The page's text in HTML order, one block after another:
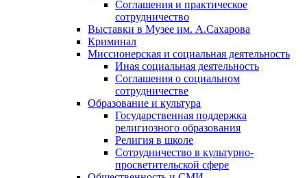
Соглашения и практическое
сотрудничество
Выставки в Музее им. А.Сахарова
Криминал
Миссионерская и социальная деятельность
Иная социальная деятельность
Соглашения о социальном
сотрудничестве
Образование и культура
Государственная поддержка
религиозного образования
Религия в школе
Сотрудничество в культурно-
просветительской сфере